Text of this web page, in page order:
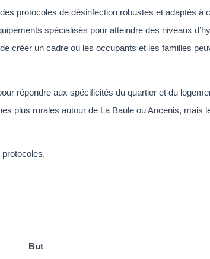
protocoles de désinfection robustes et adaptés à
spécialisés pour atteindre des niveaux
créer un cadre où les occupants et les familles
répondre aux spécificités du quartier et du
plus rurales autour de La Baule ou Ancenis, mais
But